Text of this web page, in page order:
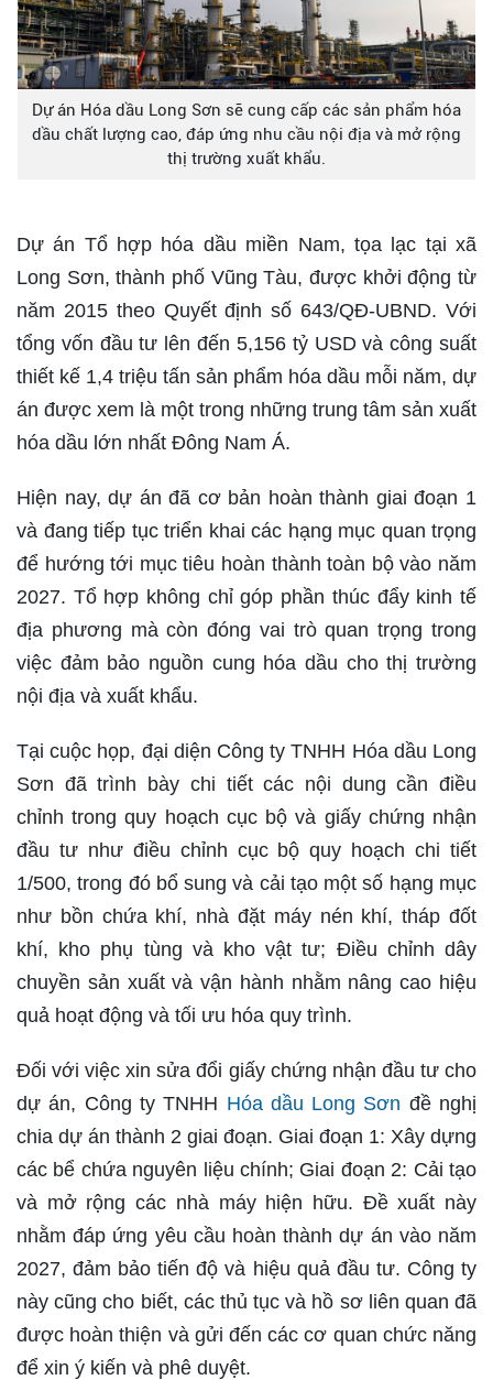
Dự án Hóa dầu Long Sơn sẽ cung cấp các sản phẩm hóa
dầu chất lượng cao, đáp ứng nhu cầu nội địa và mở rộng
thị trường xuất khẩu.
Dự án Tổ hợp hóa dầu miền Nam, tọa lạc tại xã
Long Sơn, thành phố Vũng Tàu, được khởi động từ
năm 2015 theo Quyết định số 643/QĐ-UBND. Với
tổng vốn đầu tư lên đến 5,156 tỷ USD và công suất
thiết kế 1,4 triệu tấn sản phẩm hóa dầu mỗi năm, dự
án được xem là một trong những trung tâm sản xuất
hóa dầu lớn nhất Đông Nam Á.
Hiện nay, dự án đã cơ bản hoàn thành giai đoạn 1
và đang tiếp tục triển khai các hạng mục quan trọng
để hướng tới mục tiêu hoàn thành toàn bộ vào năm
2027. Tổ hợp không chỉ góp phần thúc đẩy kinh tế
địa phương mà còn đóng vai trò quan trọng trong
việc đảm bảo nguồn cung hóa dầu cho thị trường
nội địa và xuất khẩu.
Tại cuộc họp, đại diện Công ty TNHH Hóa dầu Long
Sơn đã trình bày chi tiết các nội dung cần điều
chỉnh trong quy hoạch cục bộ và giấy chứng nhận
đầu tư như điều chỉnh cục bộ quy hoạch chi tiết
1/500, trong đó bổ sung và cải tạo một số hạng mục
như bồn chứa khí, nhà đặt máy nén khí, tháp đốt
khí, kho phụ tùng và kho vật tư; Điều chỉnh dây
chuyền sản xuất và vận hành nhằm nâng cao hiệu
quả hoạt động và tối ưu hóa quy trình.
Đối với việc xin sửa đổi giấy chứng nhận đầu tư cho
dự án, Công ty TNHH Hóa dầu Long Sơn đề nghị
chia dự án thành 2 giai đoạn. Giai đoạn 1: Xây dựng
các bể chứa nguyên liệu chính; Giai đoạn 2: Cải tạo
và mở rộng các nhà máy hiện hữu. Đề xuất này
nhằm đáp ứng yêu cầu hoàn thành dự án vào năm
2027, đảm bảo tiến độ và hiệu quả đầu tư. Công ty
này cũng cho biết, các thủ tục và hồ sơ liên quan đã
được hoàn thiện và gửi đến các cơ quan chức năng
để xin ý kiến và phê duyệt.